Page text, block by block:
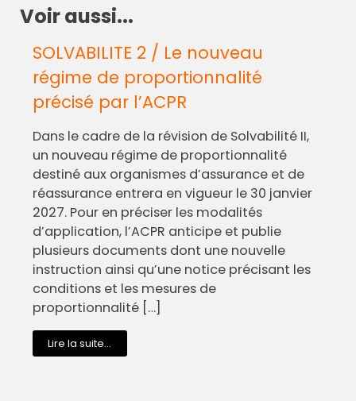
Voir aussi...
SOLVABILITE 2 / Le nouveau
régime de proportionnalité
précisé par l’ACPR
Dans le cadre de la révision de Solvabilité II,
un nouveau régime de proportionnalité
destiné aux organismes d’assurance et de
réassurance entrera en vigueur le 30 janvier
2027. Pour en préciser les modalités
d’application, l’ACPR anticipe et publie
plusieurs documents dont une nouvelle
instruction ainsi qu’une notice précisant les
conditions et les mesures de
proportionnalité […]
Lire la suite...